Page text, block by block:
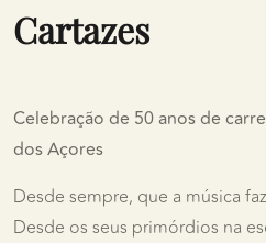
Cartazes
Celebração de 50 anos de
dos Açores
Desde sempre, que a música
Desde os seus primórdios na